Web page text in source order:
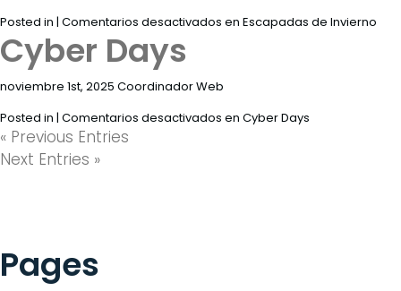
Posted in | Comentarios desactivados en Escapadas de Invierno
Cyber Days
noviembre 1st, 2025 Coordinador Web
Posted in | Comentarios desactivados en Cyber Days
« Previous Entries
Next Entries »
Pages